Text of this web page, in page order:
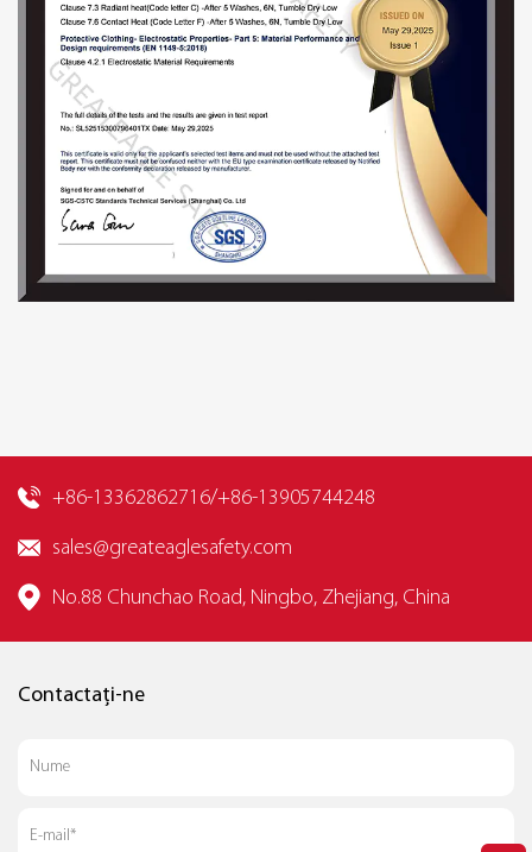
+86-13362862716/+86-13905744248
sales@greateaglesafety.com
No.88 Chunchao Road, Ningbo, Zhejiang, China
Contactați-ne